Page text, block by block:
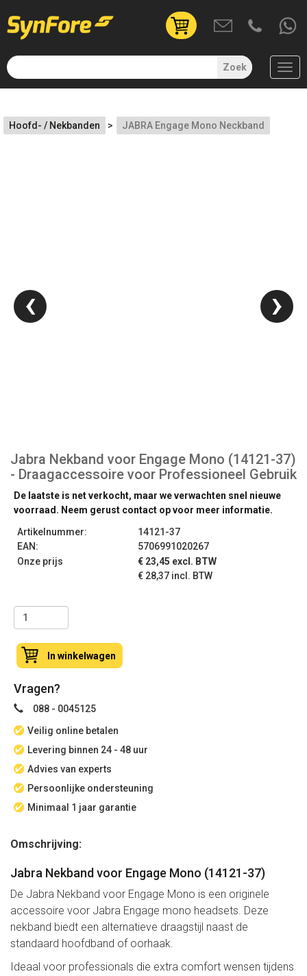
en
naar
User
account
menu
(uitgelogd)
Zoek
Hoofd- / Nekbanden JABRA Engage Mono Neckband
‹ ›
Jabra Nekband voor Engage Mono (14121-37)
- Draagaccessoire voor Professioneel Gebruik
De laatste is net verkocht, maar we verwachten snel nieuwe
voorraad. Neem gerust contact op voor meer informatie.
Artikelnummer:
14121-37
EAN:
5706991020267
Onze prijs
€ 23,45 excl. BTW
€ 28,37 incl. BTW
In winkelwagen
Vragen?
088 - 0045125
Veilig online betalen
Levering binnen 24 - 48 uur
Advies van experts
Persoonlijke ondersteuning
Minimaal 1 jaar garantie
Omschrijving:
Jabra Nekband voor Engage Mono (14121-37)
De Jabra Nekband voor Engage Mono is een originele
accessoire voor Jabra Engage mono headsets. Deze
nekband biedt een alternatieve draagstijl naast de
standaard hoofdband of oorhaak.
Ideaal voor professionals die extra comfort wensen tijdens